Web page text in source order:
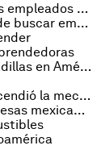
Estrategia para medir la felicidad de los empleados (y actuar en consecuencia)
Esto es lo que debes mejorar a la hora de buscar empleo
Cómo hacer frente a la violencia de pandillas en América Latina
El ecosistema de startups de Berlín encendió la mecha
Millennials: ¿talón de Aquiles para empresas mexicanas?